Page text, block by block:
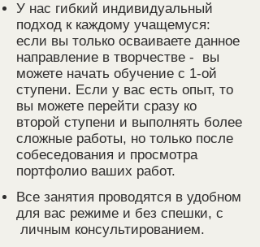
У нас гибкий индивидуальный
подход к каждому учащемуся:
если вы только осваиваете данное
направление в творчестве - вы
можете начать обучение с 1-ой
ступени. Если у вас есть опыт, то
вы можете перейти сразу ко
второй ступени и выполнять более
сложные работы, но только после
собеседования и просмотра
портфолио ваших работ.
Все занятия проводятся в удобном
для вас режиме и без спешки, с
личным консультированием.